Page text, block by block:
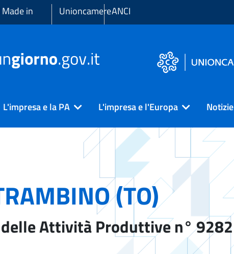
in
UnioncamereANCI
L'impresa e la PA L'impresa e l'Europa Notizie
(TO)
Attività Produttive n° 9282